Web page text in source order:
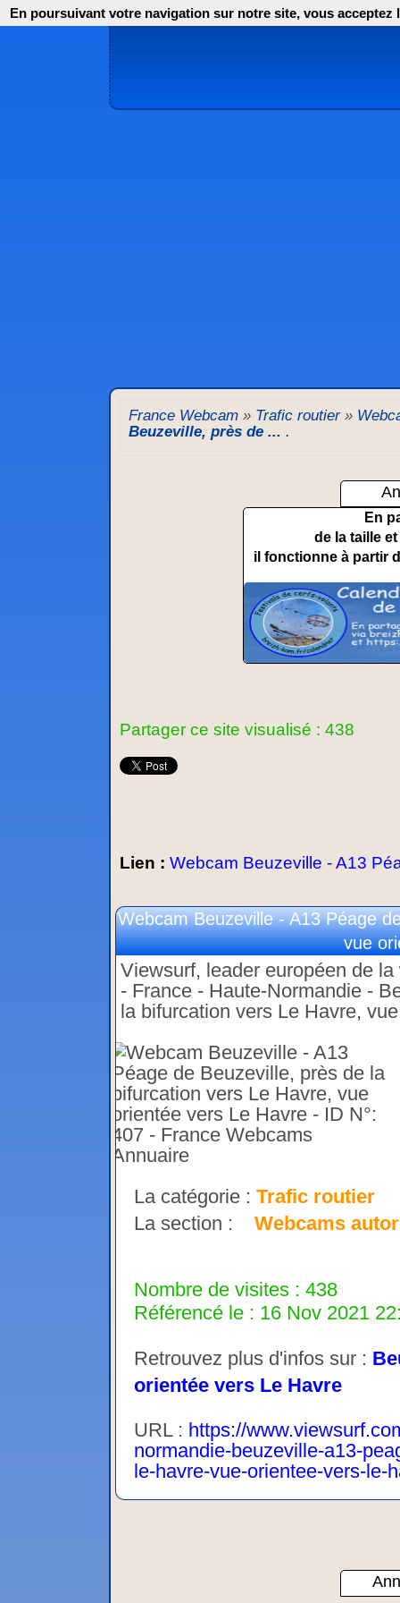
France Webcam » Trafic routier»
Beuzeville, près de ... .
En
de la taille
il fonctionne à partir
Partager ce site visualisé : 438
Lien : Webcam Beuzeville - A13
Webcam Beuzeville - A13 Péage
vue
Viewsurf, leader européen de
- France - Haute-Normandie -
la bifurcation vers Le Havre,
La catégorie : Trafic routier
La section : Webcams
Nombre de visites : 438
Référencé le : 16 Nov 2021
Retrouvez plus d'infos sur :
orientée vers Le Havre
URL : https://
normandie-beuzeville-a13-
le-havre-vue-orientee-vers-le-
En poursuivant votre navigation sur notre site, vous